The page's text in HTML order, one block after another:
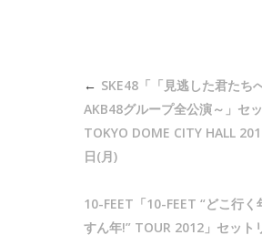
SKE48「「見逃した君たち
AKB48グループ全公演～」セ
TOKYO DOME CITY HALL
日(月)
10-FEET「10-FEET “どこ行く
すん年!” TOUR 2012」セット